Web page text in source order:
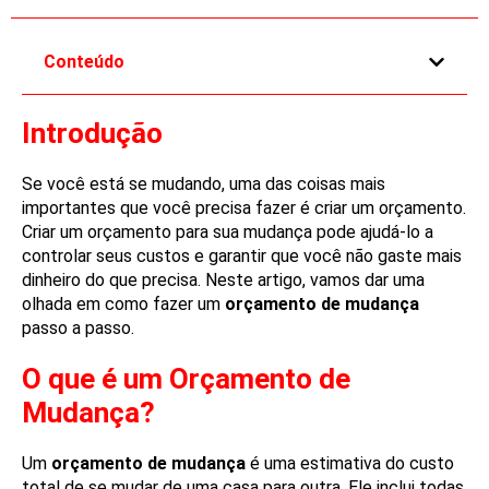
e
e
f
t
l
a
n
k
Conteúdo
Introdução
Se você está se mudando, uma das coisas mais
importantes que você precisa fazer é criar um orçamento.
Criar um orçamento para sua mudança pode ajudá-lo a
controlar seus custos e garantir que você não gaste mais
dinheiro do que precisa. Neste artigo, vamos dar uma
olhada em como fazer um orçamento de mudança
passo a passo.
O que é um Orçamento de
Mudança?
Um orçamento de mudança é uma estimativa do custo